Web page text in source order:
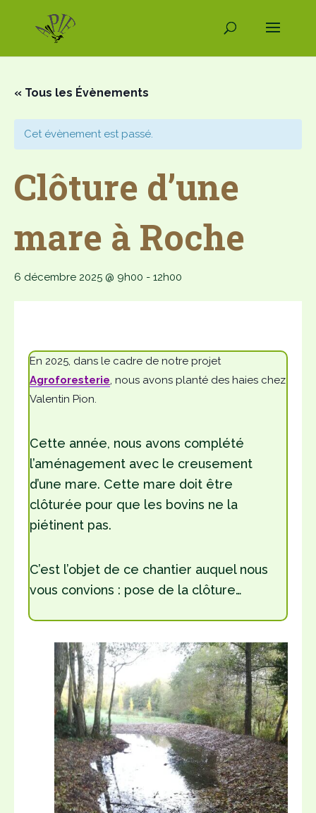
« Tous les Évènements
Cet évènement est passé.
Clôture d’une
mare à Roche
6 décembre 2025 @ 9h00 - 12h00
En 2025, dans le cadre de notre projet
Agroforesterie, nous avons planté des haies chez
Valentin Pion.
Cette année, nous avons complété
l’aménagement avec le creusement
d’une mare. Cette mare doit être
clôturée pour que les bovins ne la
piétinent pas.
C’est l’objet de ce chantier auquel nous
vous convions : pose de la clôture…